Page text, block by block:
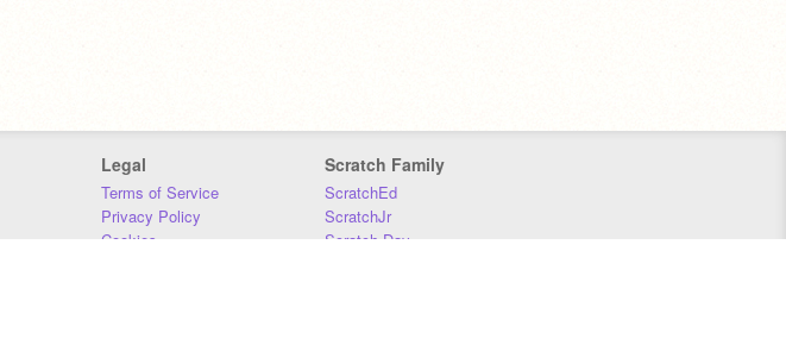
Legal
Terms of Service
Privacy Policy
Cookies
Scratch Family
ScratchEd
ScratchJr
Scratch Day